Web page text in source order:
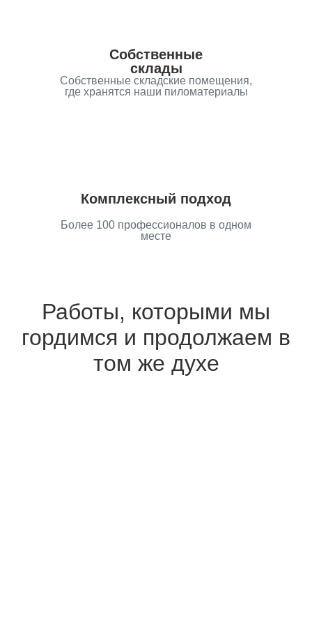
Собственные
склады
Собственные складские помещения,
где хранятся наши пиломатериалы
Комплексный подход
Более 100 профессионалов в одном
месте
Работы, которыми мы
гордимся и продолжаем в
том же духе